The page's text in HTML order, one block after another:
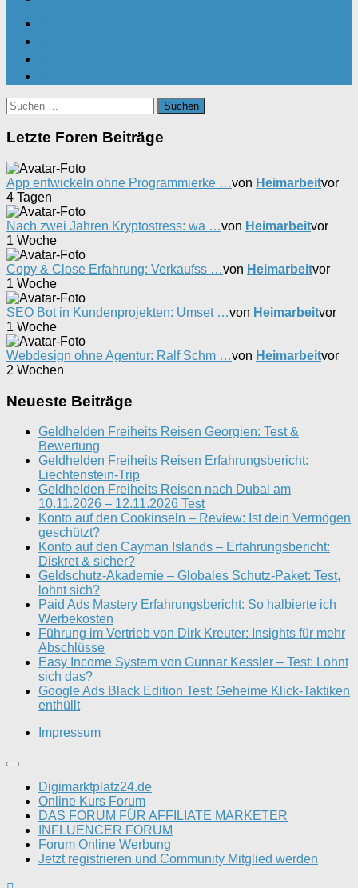
Suchen
nach:
Letzte Foren Beiträge
App entwickeln ohne Programmierke …von Heimarbeitvor
4 Tagen
Nach zwei Jahren Kryptostress: wa …von Heimarbeitvor
1 Woche
Copy & Close Erfahrung: Verkaufss …von Heimarbeitvor
1 Woche
SEO Bot in Kundenprojekten: Umset …von Heimarbeitvor
1 Woche
Webdesign ohne Agentur: Ralf Schm …von Heimarbeitvor
2 Wochen
Neueste Beiträge
Geldhelden Freiheits Reisen Georgien: Test &
Bewertung
Geldhelden Freiheits Reisen Erfahrungsbericht:
Liechtenstein-Trip
Geldhelden Freiheits Reisen nach Dubai am
10.11.2026 – 12.11.2026 Test
Konto auf den Cookinseln – Review: Ist dein Vermögen
geschützt?
Konto auf den Cayman Islands – Erfahrungsbericht:
Diskret & sicher?
Geldschutz-Akademie – Globales Schutz-Paket: Test,
lohnt sich?
Paid Ads Mastery Erfahrungsbericht: So halbierte ich
Werbekosten
Führung im Vertrieb von Dirk Kreuter: Insights für mehr
Abschlüsse
Easy Income System von Gunnar Kessler – Test: Lohnt
sich das?
Google Ads Black Edition Test: Geheime Klick-Taktiken
enthüllt
Impressum
Digimarktplatz24.de
Online Kurs Forum
DAS FORUM FÜR AFFILIATE MARKETER
INFLUENCER FORUM
Forum Online Werbung
Jetzt registrieren und Community Mitglied werden